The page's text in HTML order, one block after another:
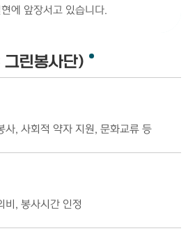
에 앞장서고 있습니다.
린봉사단)
사, 사회적 약자 지원, 문화교류 등
비, 봉사시간 인정